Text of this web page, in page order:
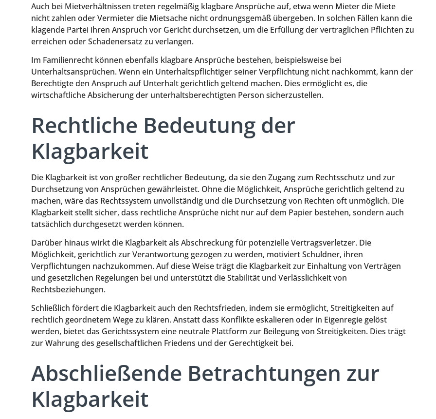
Auch bei Mietverhältnissen treten regelmäßig klagbare Ansprüche auf, etwa wenn Mieter die Miete
nicht zahlen oder Vermieter die Mietsache nicht ordnungsgemäß übergeben. In solchen Fällen kann die
klagende Partei ihren Anspruch vor Gericht durchsetzen, um die Erfüllung der vertraglichen Pflichten zu
erreichen oder Schadenersatz zu verlangen.
Im Familienrecht können ebenfalls klagbare Ansprüche bestehen, beispielsweise bei
Unterhaltsansprüchen. Wenn ein Unterhaltspflichtiger seiner Verpflichtung nicht nachkommt, kann der
Berechtigte den Anspruch auf Unterhalt gerichtlich geltend machen. Dies ermöglicht es, die
wirtschaftliche Absicherung der unterhaltsberechtigten Person sicherzustellen.
Rechtliche Bedeutung der
Klagbarkeit
Die Klagbarkeit ist von großer rechtlicher Bedeutung, da sie den Zugang zum Rechtsschutz und zur
Durchsetzung von Ansprüchen gewährleistet. Ohne die Möglichkeit, Ansprüche gerichtlich geltend zu
machen, wäre das Rechtssystem unvollständig und die Durchsetzung von Rechten oft unmöglich. Die
Klagbarkeit stellt sicher, dass rechtliche Ansprüche nicht nur auf dem Papier bestehen, sondern auch
tatsächlich durchgesetzt werden können.
Darüber hinaus wirkt die Klagbarkeit als Abschreckung für potenzielle Vertragsverletzer. Die
Möglichkeit, gerichtlich zur Verantwortung gezogen zu werden, motiviert Schuldner, ihren
Verpflichtungen nachzukommen. Auf diese Weise trägt die Klagbarkeit zur Einhaltung von Verträgen
und gesetzlichen Regelungen bei und unterstützt die Stabilität und Verlässlichkeit von
Rechtsbeziehungen.
Schließlich fördert die Klagbarkeit auch den Rechtsfrieden, indem sie ermöglicht, Streitigkeiten auf
rechtlich geordnetem Wege zu klären. Anstatt dass Konflikte eskalieren oder in Eigenregie gelöst
werden, bietet das Gerichtssystem eine neutrale Plattform zur Beilegung von Streitigkeiten. Dies trägt
zur Wahrung des gesellschaftlichen Friedens und der Gerechtigkeit bei.
Abschließende Betrachtungen zur
Klagbarkeit